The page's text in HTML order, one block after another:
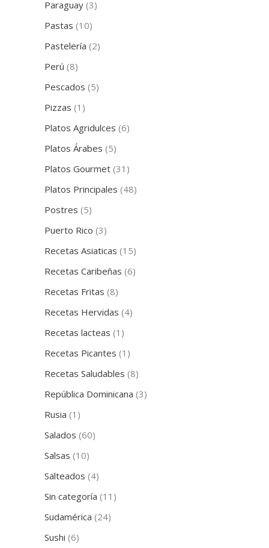
Paraguay (3)
Pastas (10)
Pastelería (2)
Perú (8)
Pescados (5)
Pizzas (1)
Platos Agridulces (6)
Platos Árabes (5)
Platos Gourmet (31)
Platos Principales (48)
Postres (5)
Puerto Rico (3)
Recetas Asiaticas (15)
Recetas Caribeñas (6)
Recetas Fritas (8)
Recetas Hervidas (4)
Recetas lacteas (1)
Recetas Picantes (1)
Recetas Saludables (8)
República Dominicana (3)
Rusia (1)
Salados (60)
Salsas (10)
Salteados (4)
Sin categoría (11)
Sudamérica (24)
Sushi (6)